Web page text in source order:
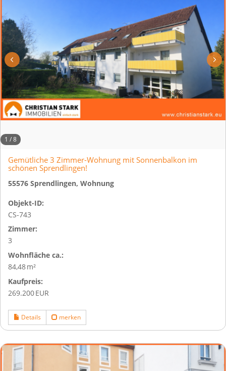
1 /8
Gemütliche 3 Zimmer-Wohnung mit Sonnenbalkon im
schönen Sprendlingen!
55576 Sprendlingen, Wohnung
Objekt-ID:
CS-743
Zimmer:
3
Wohnfläche ca.:
84,48 m²
Kaufpreis:
269.200 EUR
Details merken